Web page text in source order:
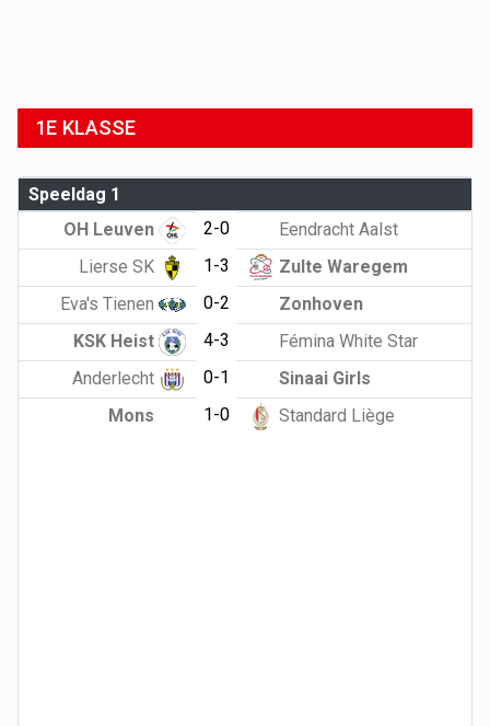
1E KLASSE
Speeldag 1
OH Leuven
2-0
Eendracht Aalst
Lierse SK
1-3
Zulte Waregem
Eva's Tienen
0-2
Zonhoven
KSK Heist
4-3
Fémina White Star
Anderlecht
0-1
Sinaai Girls
Mons
1-0 Standard Liège